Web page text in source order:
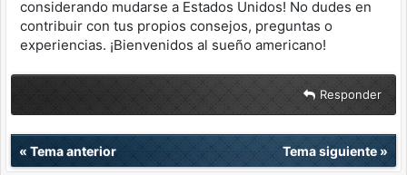
considerando mudarse a Estados Unidos! No dudes en
contribuir con tus propios consejos, preguntas o
experiencias. ¡Bienvenidos al sueño americano!
Responder
« Tema anterior Tema siguiente»